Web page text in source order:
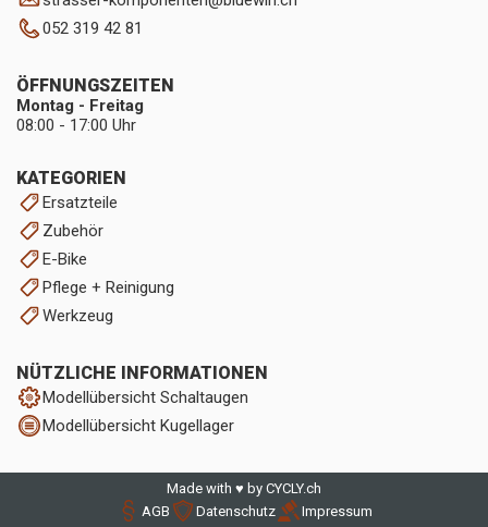
052 319 42 81
KATEGORIEN
Ersatzteile
Zubehör
E-Bike
Pflege + Reinigung
Werkzeug
NÜTZLICHE INFORMATIONEN
Modellübersicht Schaltaugen
Modellübersicht Kugellager
ÖFFNUNGSZEITEN
Montag - Freitag
08:00 - 17:00 Uhr
Made with ♥ by CYCLY.ch
AGB
Datenschutz Impressum